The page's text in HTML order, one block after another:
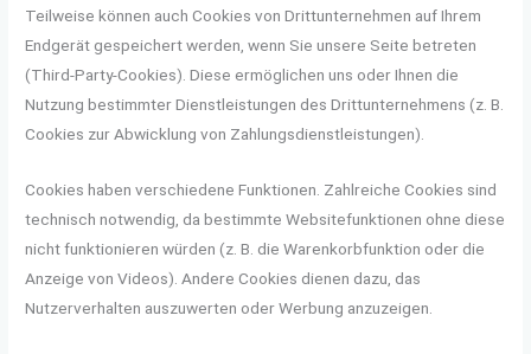
Teilweise können auch Cookies von Drittunternehmen auf Ihrem
Endgerät gespeichert werden, wenn Sie unsere Seite betreten
(Third-Party-Cookies). Diese ermöglichen uns oder Ihnen die
Nutzung bestimmter Dienstleistungen des Drittunternehmens (z. B.
Cookies zur Abwicklung von Zahlungsdienstleistungen).
Cookies haben verschiedene Funktionen. Zahlreiche Cookies sind
technisch notwendig, da bestimmte Websitefunktionen ohne diese
nicht funktionieren würden (z. B. die Warenkorbfunktion oder die
Anzeige von Videos). Andere Cookies dienen dazu, das
Nutzerverhalten auszuwerten oder Werbung anzuzeigen.